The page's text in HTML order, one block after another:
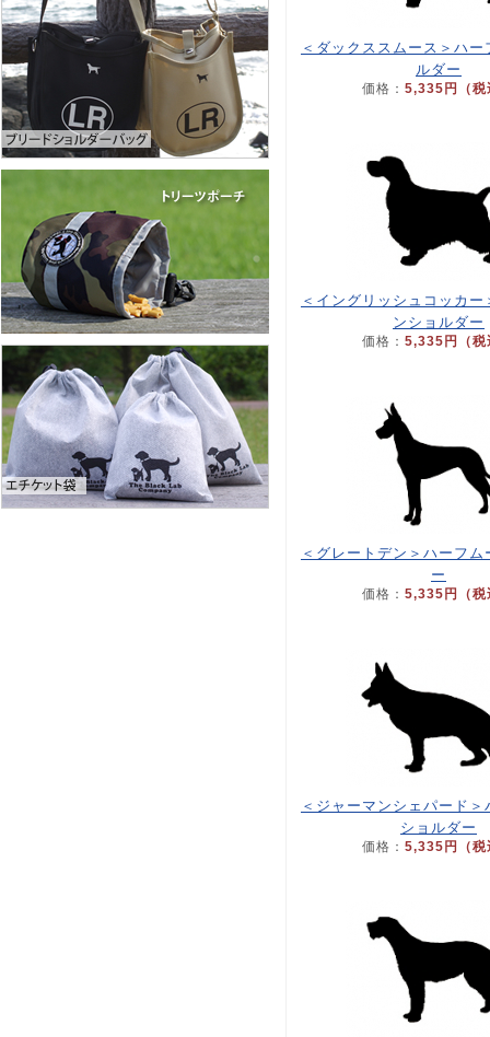
＜ダックススムース＞ハ
ルダー
価格： 5,335円（税
＜イングリッシュコッカ
ンショルダー
価格： 5,335円（税
＜グレートデン＞ハーフ
ー
価格： 5,335円（税
＜ジャーマンシェパード
ショルダー
価格： 5,335円（税